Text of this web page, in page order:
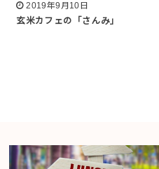
2019年9月10日
玄米カフェの「さんみ」